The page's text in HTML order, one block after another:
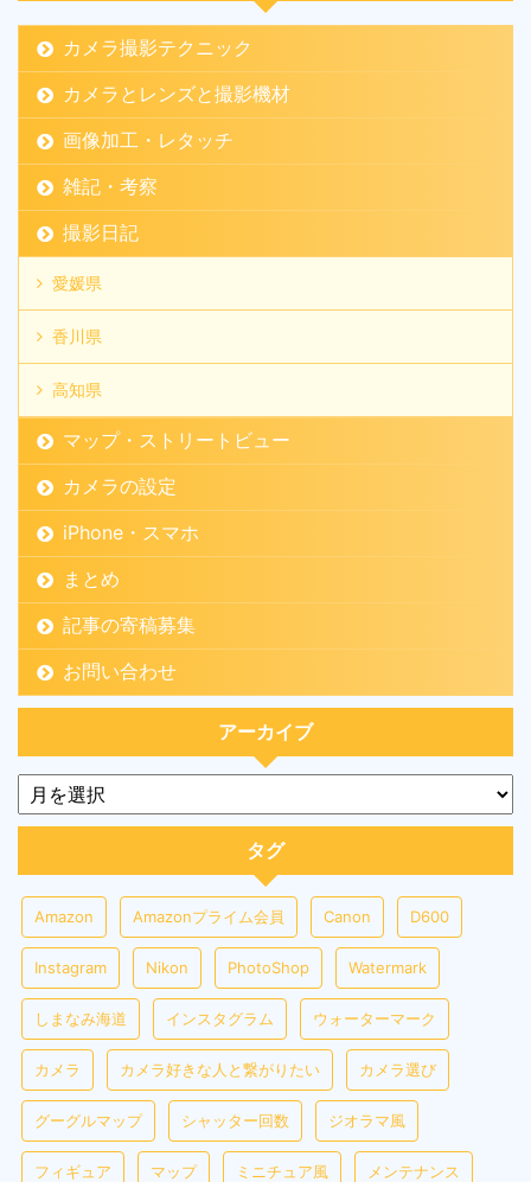
カメラ撮影テクニック
カメラとレンズと撮影機材
画像加工・レタッチ
雑記・考察
撮影日記
愛媛県
香川県
高知県
マップ・ストリートビュー
カメラの設定
iPhone・スマホ
まとめ
記事の寄稿募集
お問い合わせ
アーカイブ
タグ
Amazon Amazonプライム会員 Canon D600
Instagram Nikon PhotoShop Watermark
しまなみ海道 インスタグラム ウォーターマーク
カメラ カメラ好きな人と繋がりたい カメラ選び
グーグルマップ シャッター回数 ジオラマ風
フィギュア マップ ミニチュア風 メンテナンス